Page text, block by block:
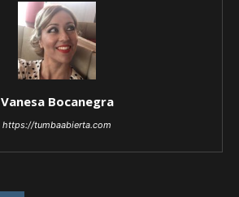
Vanesa Bocanegra
https://tumbaabierta.com